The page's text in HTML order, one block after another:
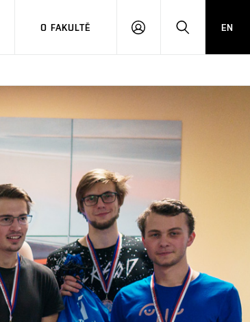
O FAKULTĚ
PŘIHLÁŠENÍHLEDAT
EN